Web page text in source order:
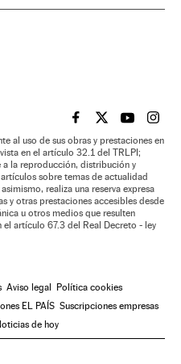
EL PAÍS BRASIL EN
EL PAÍSEL PAÍS
EL
al uso de sus obras y prestaciones en
en el artículo 32.1 del TRLPI;
a la reproducción, distribución y
sobre temas de actualidad
realiza una reserva expresa
y otras prestaciones accesibles desde
u otros medios que resulten
artículo 67.3 del Real Decreto - ley
Aviso legal
Política cookies
EL PAÍS Suscripciones empresas
de hoy